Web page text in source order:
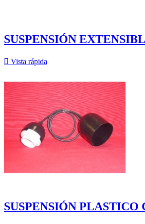
SUSPENSIÓN
 Vista rápida
SUSPENSIÓN PLASTICO